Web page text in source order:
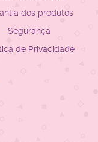
dos produtos
Segurança
de Privacidade